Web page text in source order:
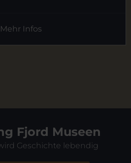
Mehr Infos
Fjord Museen
Geschichte lebendig